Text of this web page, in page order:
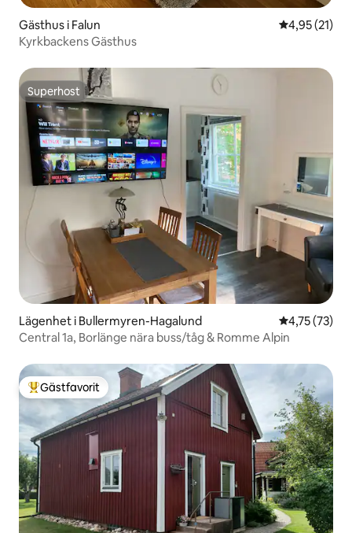
Gästhus i Falun 4,95 av 5 i
4,95 (21)
Kyrkbackens Gästhus
Superhost
Superhost
Lägenhet i Bullermyren-Hagalund 4,75 av 5 i
4,75 (73)
Central 1a, Borlänge nära buss/tåg & Romme Alpin
Populär gästfavorit
Gästfavorit